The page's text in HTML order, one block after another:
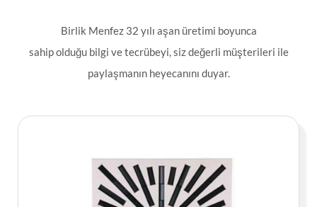
Birlik Menfez 32 yılı aşan üretimi boyunca
sahip olduğu bilgi ve tecrübeyi, siz değerli müşterileri ile
paylaşmanın heyecanını duyar.